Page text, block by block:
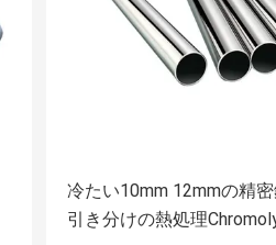
冷たい10mm 12mmの精
引き分けの熱処理